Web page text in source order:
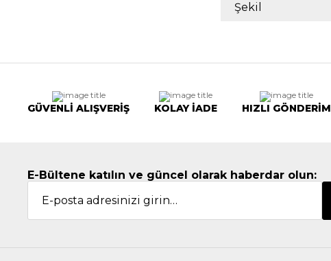
Şekil
GÜVENLİ ALIŞVERİŞ KOLAY İADE HIZLI GÖNDERİM
E-Bültene katılın ve güncel olarak haberdar olun: